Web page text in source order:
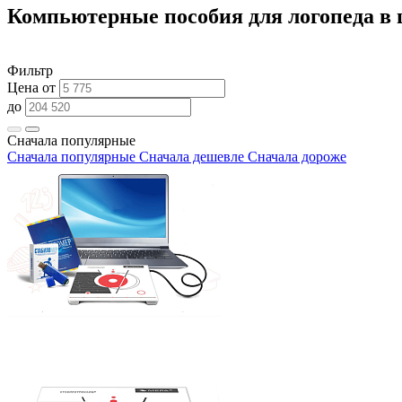
Компьютерные пособия для логопеда в
Фильтр
Цена от
до
Сначала популярные
Сначала популярные Сначала дешевле Сначала дороже